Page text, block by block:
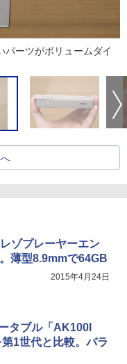
ーツがボリュームダイ
ゾプレーヤーエン
薄型8.9mmで64GB
2015年4月24日
タブル「AK100I
1世代と比較。バラ